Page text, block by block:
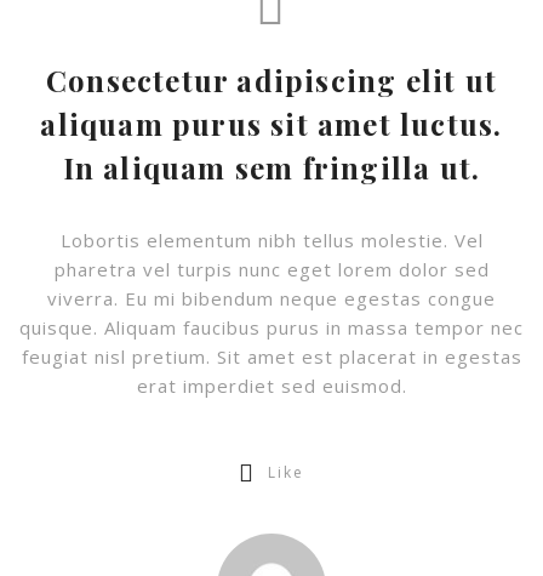
Consectetur adipiscing elit ut
aliquam purus sit amet luctus.
In aliquam sem fringilla ut.
Lobortis elementum nibh tellus molestie. Vel
pharetra vel turpis nunc eget lorem dolor sed
viverra. Eu mi bibendum neque egestas congue
quisque. Aliquam faucibus purus in massa tempor nec
feugiat nisl pretium. Sit amet est placerat in egestas
erat imperdiet sed euismod.
Like